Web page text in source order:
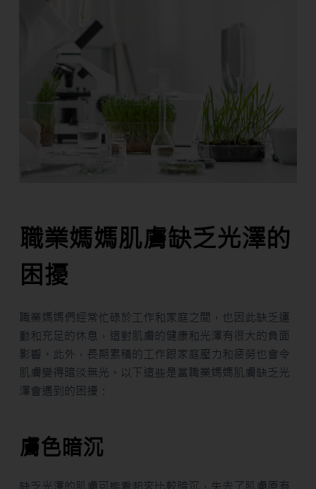
職業媽媽肌膚缺乏光澤的
困擾
職業媽媽們經常忙碌於工作和家庭之間，也因此缺乏運
動和充足的休息，這對肌膚的健康和光澤有很大的負面
影響。此外，長期累積的工作跟家庭壓力和疲勞也會令
肌膚變得暗淡無光。以下這些是當職業媽媽肌膚缺乏光
澤會遇到的困擾：
膚色暗沉
缺乏光澤的肌膚可能看起來比較暗沉，失去了肌膚原有